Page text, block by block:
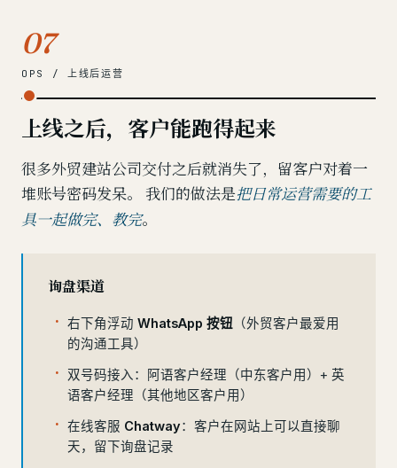
07
OPS / 上线后运营
上线之后，客户能跑得起来
很多外贸建站公司交付之后就消失了，留客户对着一
堆账号密码发呆。 我们的做法是把日常运营需要的工
具一起做完、教完。
询盘渠道
右下角浮动 WhatsApp 按钮 （外贸客户最爱用
的沟通工具）
双号码接入：阿语客户经理（中东客户用）+ 英
语客户经理（其他地区客户用）
在线客服 Chatway：客户在网站上可以直接聊
天，留下询盘记录